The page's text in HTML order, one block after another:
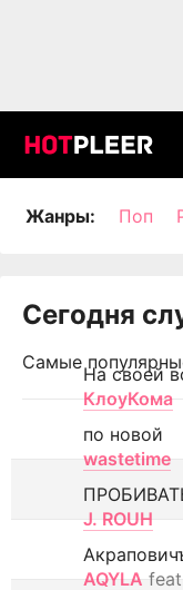
Жанры: Поп
Сегодня
Самые
На своей
КлоуКома
по новой
wastetime
J. ROUH
AQYLA feat